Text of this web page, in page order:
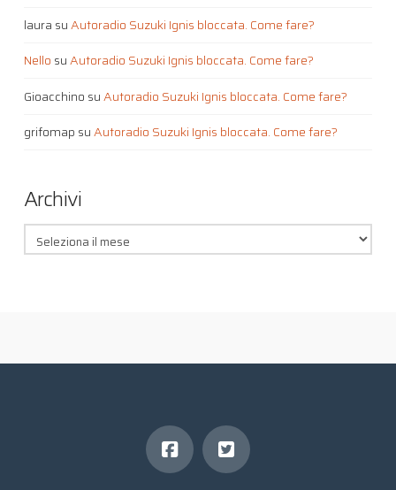
laura suAutoradio Suzuki Ignis bloccata. Come fare?
Nello suAutoradio Suzuki Ignis bloccata. Come fare?
Gioacchino suAutoradio Suzuki Ignis bloccata. Come fare?
grifomap suAutoradio Suzuki Ignis bloccata. Come fare?
Archivi
Archivi